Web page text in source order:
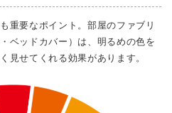
重要なポイント。部屋のファブリ
ベッドカバー）は、明るめの色を
見せてくれる効果があります。